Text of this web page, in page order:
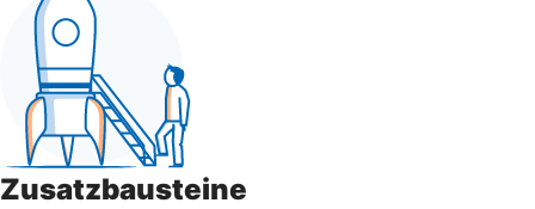
Zusatzbausteine